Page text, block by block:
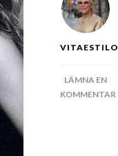
VITAESTILO
LÄMNA EN
KOMMENTAR